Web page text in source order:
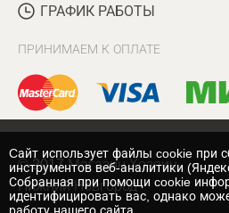
ГРАФИК РАБОТЫ
ПРИНИМАЕМ К ОПЛАТЕ
© 2017 Магазин Хозяин
Нижний Новгород
Cайт использует файлы cookie при
инструментов веб-аналитики
Собранная при помощи cookie
идентифицировать вас, однако